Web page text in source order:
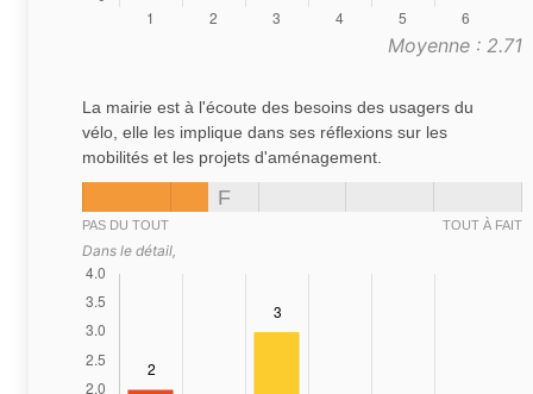
Moyenne : 2.71
La mairie est à l'écoute des besoins des usagers du
vélo, elle les implique dans ses réflexions sur les
mobilités et les projets d'aménagement.
F
PAS DU TOUT TOUT À FAIT
Dans le détail,